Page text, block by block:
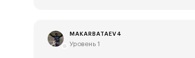
MAKARBATAEV4
Уровень 1